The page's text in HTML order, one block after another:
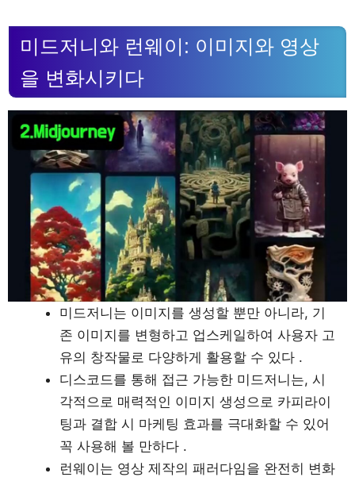
미드저니와 런웨이: 이미지와 영상
을 변화시키다
미드저니는 이미지를 생성할 뿐만 아니라, 기
존 이미지를 변형하고 업스케일하여 사용자 고
유의 창작물로 다양하게 활용할 수 있다 .
디스코드를 통해 접근 가능한 미드저니는, 시
각적으로 매력적인 이미지 생성으로 카피라이
팅과 결합 시 마케팅 효과를 극대화할 수 있어
꼭 사용해 볼 만하다 .
런웨이는 영상 제작의 패러다임을 완전히 변화